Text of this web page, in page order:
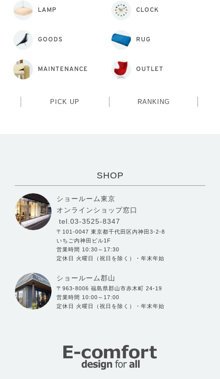
LAMP CLOCK
GOODS RUG
MAINTENANCE OUTLET
PICK UP RANKING
SHOP
ショールーム東京
オンラインショップ窓口
tel.03-3525-8347
〒101-0047 東京都千代田区内神田3-2-8
いちご内神田ビル1F
営業時間 10:30～17:30
定休日 火曜日（祝日を除く）・年末年始
ショールーム郡山
〒963-8006 福島県郡山市赤木町 24-19
営業時間 10:00～17:00
定休日 火曜日（祝日を除く）・年末年始